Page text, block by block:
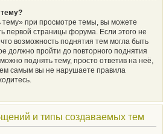
тему» при просмотре темы, вы можете
первой страницы форума. Если этого не
возможность поднятия тем могла быть
должно пройти до повторного поднятия
поднять тему, просто ответив на неё,
самым вы не нарушаете правила
и типы создаваемых тем